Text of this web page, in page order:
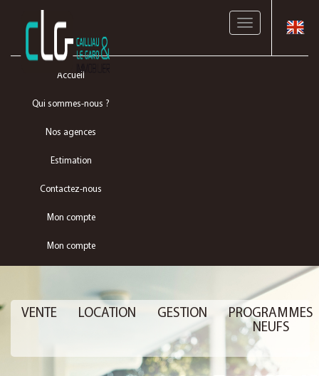
Toggle
Accueil
Qui sommes-nous ?
Nos agences
Estimation
Contactez-nous
Mon compte
Mon compte
VENTE LOCATION GESTION
PROGRAMMES
NEUFS